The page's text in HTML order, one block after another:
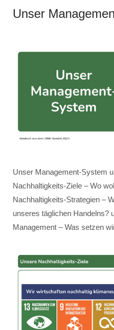
Unser
Unser Management-System
Nachhaltigkeits-Ziele – Wo
Nachhaltigkeits-Strategien –
unseres täglichen Handelns?
Management – Was setzen